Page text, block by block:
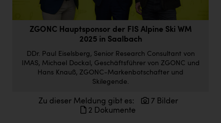
Doppler Gruppe
ERLUS AG
Firmenradl
HIG Infomotion Group
ZGONC Hauptsponsor der FIS Alpine Ski WM
2025 in Saalbach
DDr. Paul Eiselsberg, Senior Research Consultant von
IMAS, Michael Dockal, Geschäftsführer von ZGONC und
Hans Knauß, ZGONC-Markenbotschafter und
Skilegende.
Zu dieser Meldung gibt es:
7 Bilder
2 Dokumente